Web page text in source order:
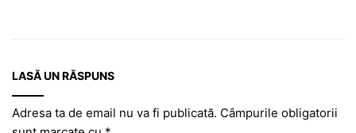
LASĂ UN RĂSPUNS
Adresa ta de email nu va fi publicată. Câmpurile obligatorii